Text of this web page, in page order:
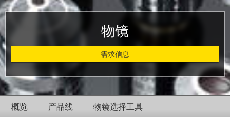
物镜
需求信息
概览 产品线 物镜选择工具